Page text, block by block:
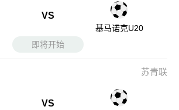
VS
基马诺克U20
即将开始
苏青联
VS